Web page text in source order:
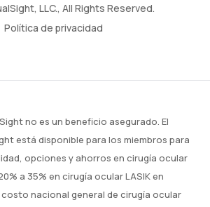
LLC., All Rights Reserved.
Política de privacidad
no es un beneficio asegurado. El
está disponible para los miembros para
opciones y ahorros en cirugía ocular
a 35% en cirugía ocular LASIK en
nacional general de cirugía ocular